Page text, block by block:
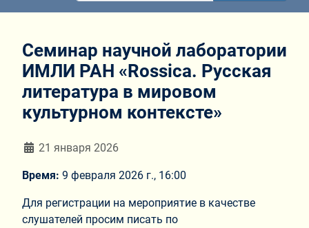
Cеминар научной лаборатории
ИМЛИ РАН «Rossica. Русская
литература в мировом
культурном контексте»
Информация о материале
21 января 2026
Время: 9 февраля 2026 г., 16:00
Для регистрации на мероприятие в качестве
слушателей просим писать по